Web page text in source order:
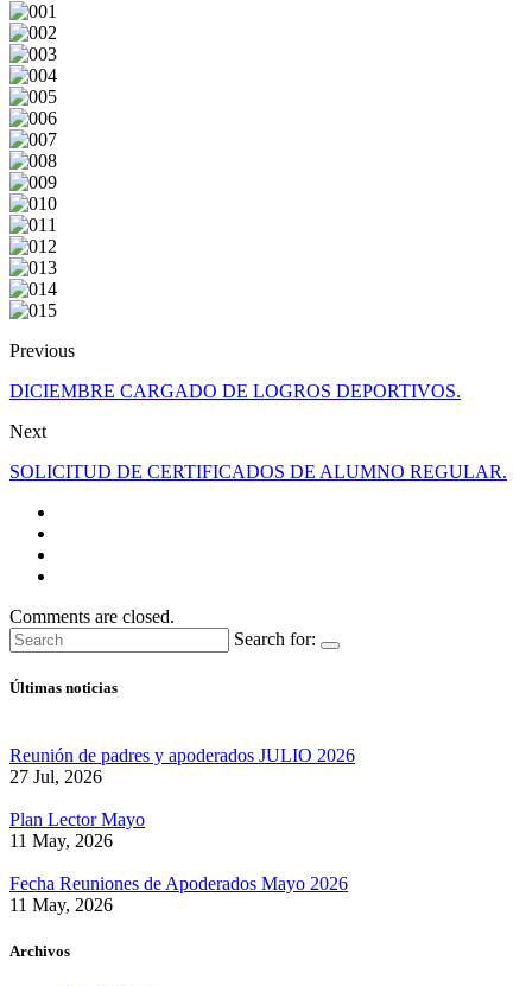
Previous
DICIEMBRE CARGADO DE LOGROS DEPORTIVOS.
Next
SOLICITUD DE CERTIFICADOS DE ALUMNO REGULAR.
Comments are closed.
Search for:
Últimas noticias
Reunión de padres y apoderados JULIO 2026
27 Jul, 2026
Plan Lector Mayo
11 May, 2026
Fecha Reuniones de Apoderados Mayo 2026
11 May, 2026
Archivos